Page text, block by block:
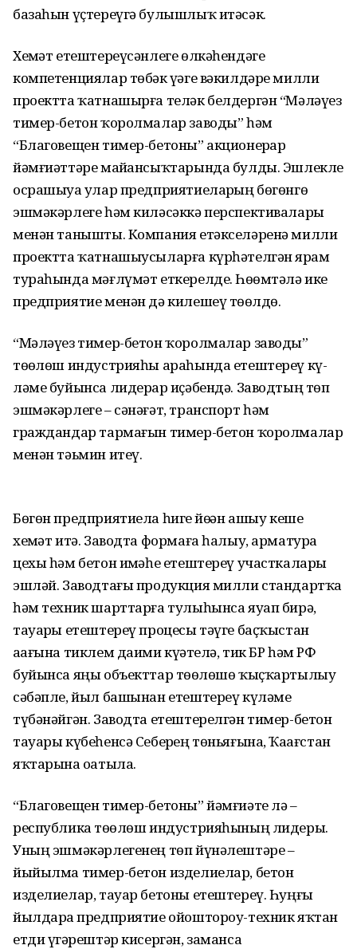
базаһын үҫтереүгә булышлыҡ итәсәк.
Хеҙмәт етештереүсәнлеге өлкәһендәге
компетенциялар төбәк үҙәге вәкилдәре милли
проектта ҡатнашырға теләк белдергән “Мәләүез
тимер-бетон ҡоролмалар заводы” һәм
“Благовещен тимер-бетоны” акционерҙар
йәмғиәттәре майҙансыҡтарында булды. Эшлекле
осрашыуҙа улар предприя­тиеларҙың бөгөнгө
эшмәкәрлеге һәм киләсәккә перспективалары
менән танышты. Компания етәкселәренә милли
проектта ҡатнашыусыларға күрһәтелгән ярҙам
тураһында мәғлүмәт еткерелде. Һөҙөмтәлә ике
предприятие менән дә килешеү төҙөлдө.
“Мәләүез тимер-бетон ҡорол­малар заводы”
төҙөлөш индус­трия­һы араһында етештереү кү­
ләме буйынса лидерҙар иҫәбендә. Заводтың төп
эшмәкәрлеге – сәнәғәт, транспорт һәм
граждандар тармағын тимер-бетон ҡорол­малар
менән тәьмин итеү.
Бөгөн предприятиела һигеҙ йөҙҙән ашыу кеше
хеҙмәт итә. Заводта формаға һалыу, арматура
цехы һәм бетон иҙмәһе етештереү участкалары
эшләй. Заводтағы продукция милли стандартҡа
һәм техник шарттарға тулыһынса яуап бирә,
тауарҙы етештереү процесы тәүге баҫҡыстан
аҙағына тиклем даими күҙәтелә, тик БР һәм РФ
буйынса яңы объекттар төҙөлөшө ҡыҫҡартылыу
сәбәпле, йыл башынан етештереү күләме
түбәнәйгән. Заводта етештерелгән тимер-бетон
тауары күбеһенсә Себерҙең төньяғына, Ҡаҙағстан
яҡтарына оҙатыла.
“Благовещен тимер-бетоны” йәм­ғиәте лә –
республика төҙөлөш индустрияһының лидеры.
Уның эшмәкәрлегенең төп йүнәлештәре –
йыйылма тимер-бетон изделиелар, бетон
изделиелар, тауар бетоны етештереү. Һуңғы
йылдарҙа предприятие ойоштороу-техник яҡтан
етди үҙгәрештәр кисергән, заманса